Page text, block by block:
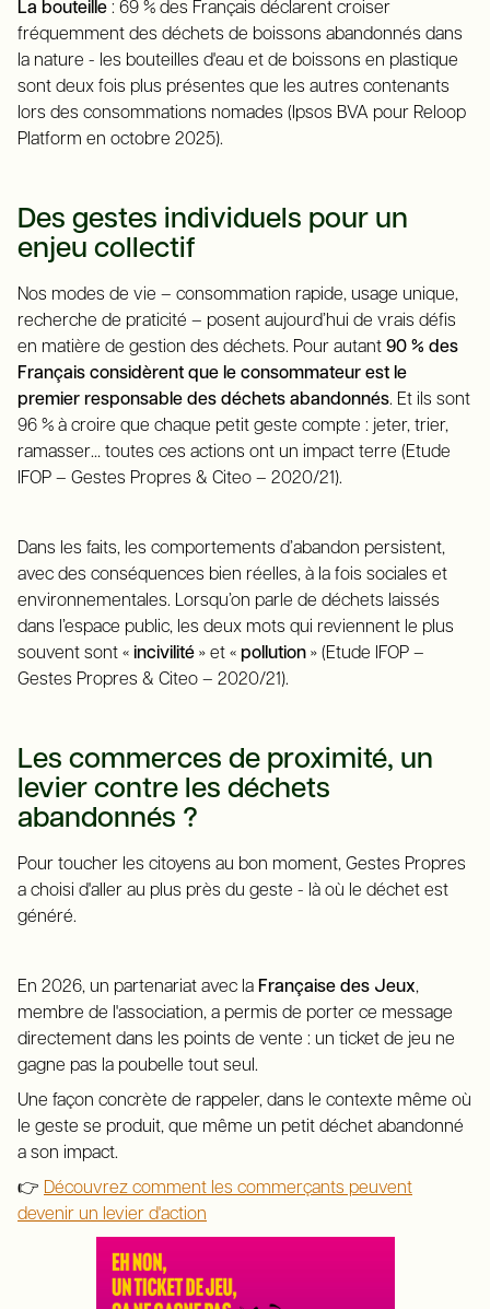
La bouteille : 69 % des Français déclarent croiser
fréquemment des déchets de boissons abandonnés dans
la nature - les bouteilles d'eau et de boissons en plastique
sont deux fois plus présentes que les autres contenants
lors des consommations nomades (Ipsos BVA pour Reloop
Platform en octobre 2025).
Des gestes individuels pour un
enjeu collectif
Nos modes de vie – consommation rapide, usage unique,
recherche de praticité – posent aujourd’hui de vrais défis
en matière de gestion des déchets. Pour autant 90 % des
Français considèrent que le consommateur est le
premier responsable des déchets abandonnés. Et ils sont
96 % à croire que chaque petit geste compte : jeter, trier,
ramasser… toutes ces actions ont un impact terre (Etude
IFOP – Gestes Propres & Citeo – 2020/21).
Dans les faits, les comportements d’abandon persistent,
avec des conséquences bien réelles, à la fois sociales et
environnementales. Lorsqu’on parle de déchets laissés
dans l’espace public, les deux mots qui reviennent le plus
souvent sont « incivilité » et « pollution » (Etude IFOP –
Gestes Propres & Citeo – 2020/21).
Les commerces de proximité, un
levier contre les déchets
abandonnés ?
Pour toucher les citoyens au bon moment, Gestes Propres
a choisi d'aller au plus près du geste - là où le déchet est
généré.
En 2026, un partenariat avec la Française des Jeux,
membre de l'association, a permis de porter ce message
directement dans les points de vente : un ticket de jeu ne
gagne pas la poubelle tout seul.
Une façon concrète de rappeler, dans le contexte même où
le geste se produit, que même un petit déchet abandonné
a son impact.
👉 Découvrez comment les commerçants peuvent
devenir un levier d'action